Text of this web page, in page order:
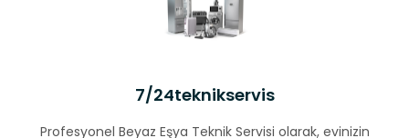
7/24teknikservis
Profesyonel Beyaz Eşya Teknik Servisi olarak, evinizin